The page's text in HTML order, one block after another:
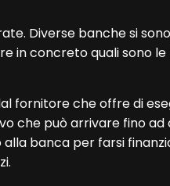
Diverse banche si
in concreto quali sono
fornitore che offre di
che può arrivare fino ad
banca per farsi